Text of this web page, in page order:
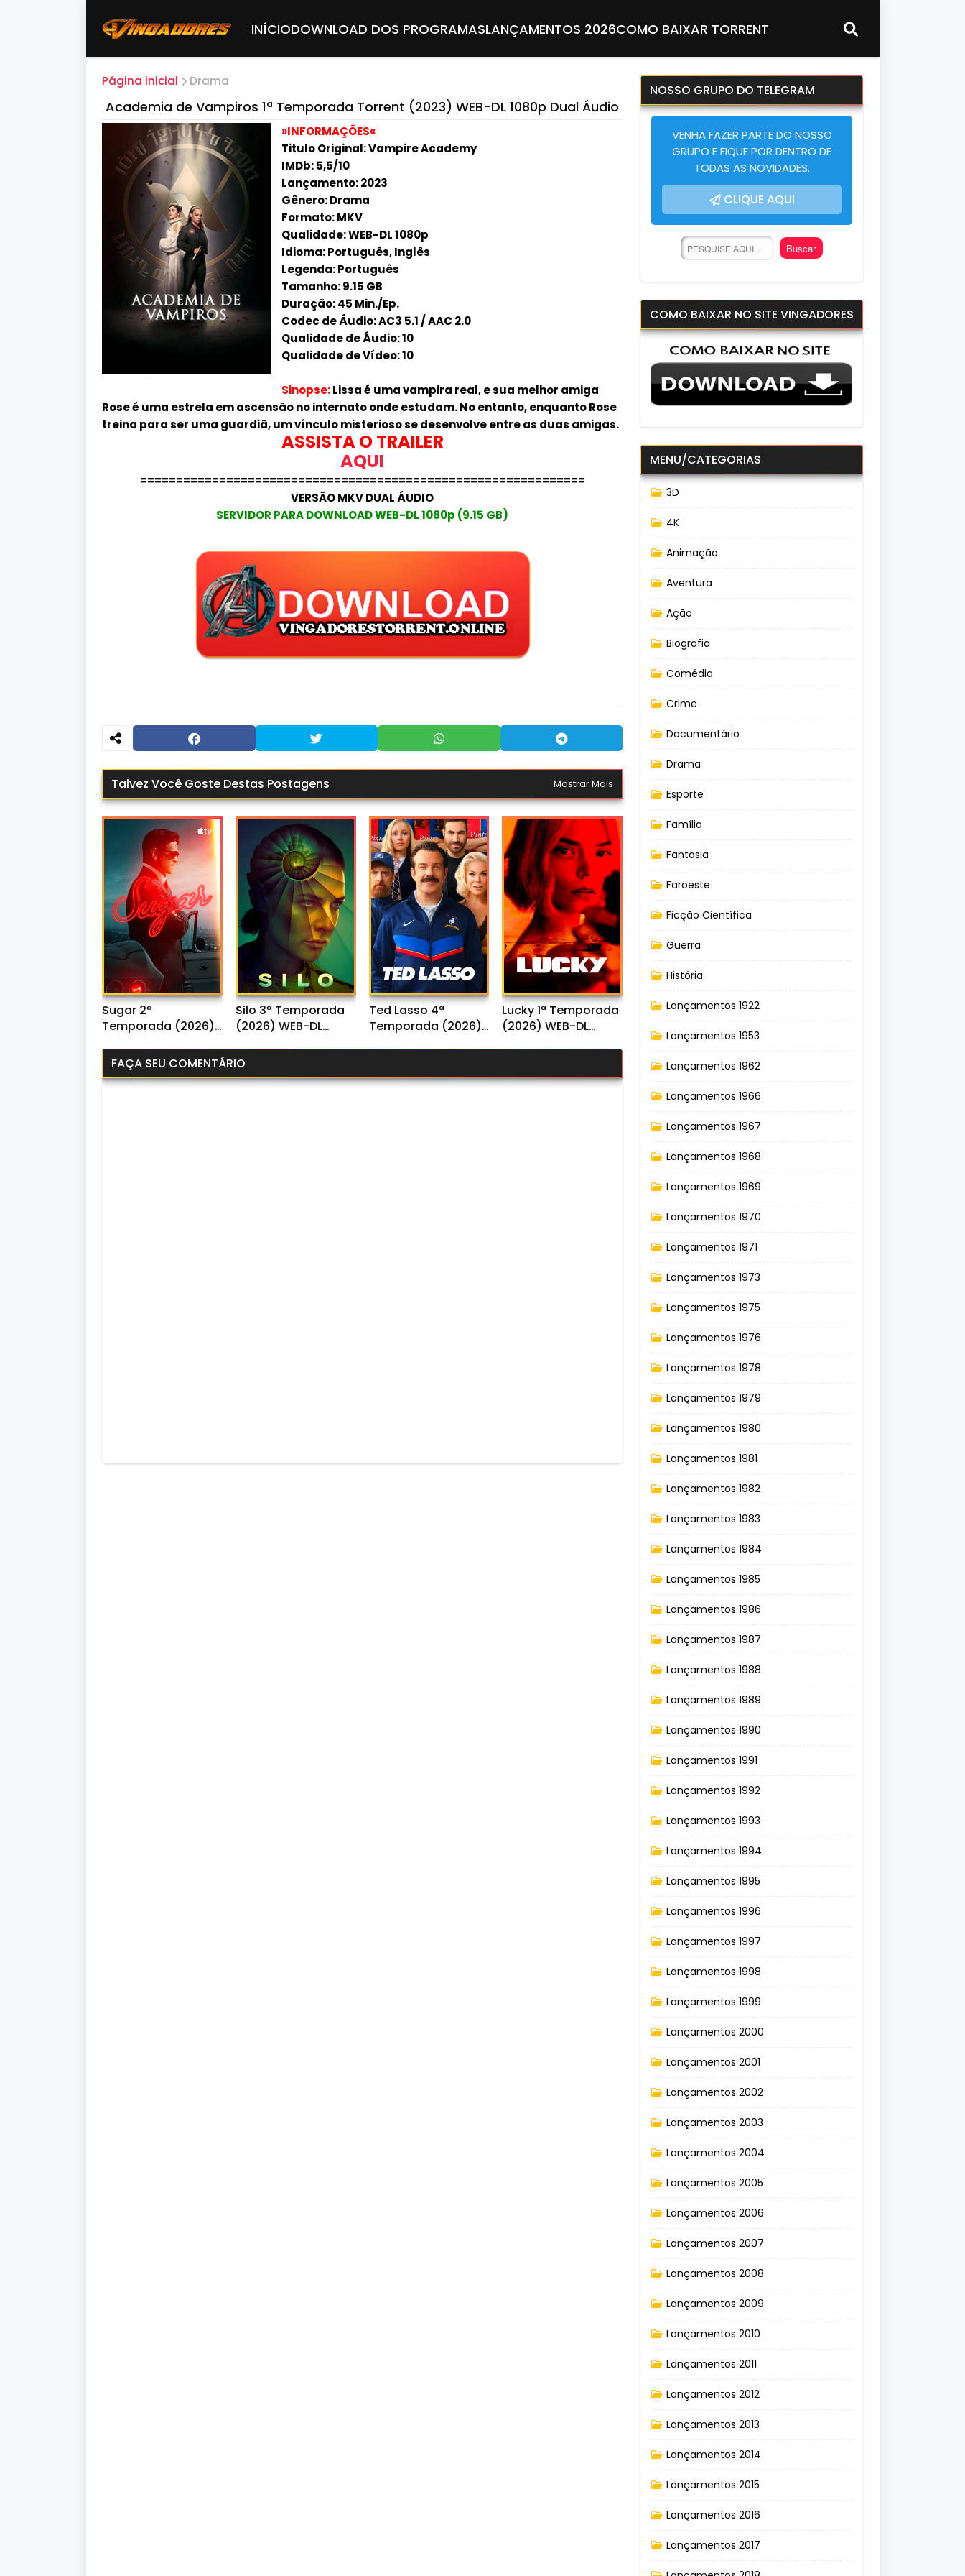
INÍCIODOWNLOAD DOS PROGRAMASLANÇAMENTOS 2026COMO BAIXAR TORRENT
Página inicial Drama
Academia de Vampiros 1ª Temporada Torrent (2023) WEB-DL 1080p Dual Áudio
»INFORMAÇÕES«
Titulo Original: Vampire Academy
IMDb: 5,5/10
Lançamento:2023
Gênero: Drama
Formato:MKV
Qualidade: WEB-DL 1080p
Idioma: Português, Inglês
Legenda: Português
Tamanho: 9.15 GB
Duração: 45 Min./Ep.
Codec de Áudio: AC3 5.1 / AAC 2.0
Qualidade de Áudio: 10
Qualidade de Vídeo: 10
Sinopse:Lissa é uma vampira real, e sua melhor amiga
Rose é uma estrela em ascensão no internato onde estudam. No entanto, enquanto Rose
treina para ser uma guardiã, um vínculo misterioso se desenvolve entre as duas amigas.
ASSISTA O TRAILER
AQUI
==============================================================
VERSÃO MKV DUAL ÁUDIO
SERVIDOR PARA DOWNLOAD WEB-DL 1080p (9.15 GB)
Talvez Você Goste Destas Postagens Mostrar Mais
Sugar 2ª
Temporada (2026)
Áudio
Silo 3ª Temporada
(2026) WEB-DL
Ted Lasso 4ª
Temporada (2026)
Lucky 1ª Temporada
(2026) WEB-DL
FAÇA SEU COMENTÁRIO
NOSSO GRUPO DO TELEGRAM
VENHA FAZER PARTE DO NOSSO
GRUPO E FIQUE POR DENTRO DE
TODAS AS NOVIDADES.
CLIQUE AQUI
COMO BAIXAR NO SITE VINGADORES
MENU/CATEGORIAS
3D
4K
Animação
Aventura
Ação
Biografia
Comédia
Crime
Documentário
Drama
Esporte
Família
Fantasia
Faroeste
Ficção Científica
Guerra
História
Lançamentos 1922
Lançamentos 1953
Lançamentos 1962
Lançamentos 1966
Lançamentos 1967
Lançamentos 1968
Lançamentos 1969
Lançamentos 1970
Lançamentos 1971
Lançamentos 1973
Lançamentos 1975
Lançamentos 1976
Lançamentos 1978
Lançamentos 1979
Lançamentos 1980
Lançamentos 1981
Lançamentos 1982
Lançamentos 1983
Lançamentos 1984
Lançamentos 1985
Lançamentos 1986
Lançamentos 1987
Lançamentos 1988
Lançamentos 1989
Lançamentos 1990
Lançamentos 1991
Lançamentos 1992
Lançamentos 1993
Lançamentos 1994
Lançamentos 1995
Lançamentos 1996
Lançamentos 1997
Lançamentos 1998
Lançamentos 1999
Lançamentos 2000
Lançamentos 2001
Lançamentos 2002
Lançamentos 2003
Lançamentos 2004
Lançamentos 2005
Lançamentos 2006
Lançamentos 2007
Lançamentos 2008
Lançamentos 2009
Lançamentos 2010
Lançamentos 2011
Lançamentos 2012
Lançamentos 2013
Lançamentos 2014
Lançamentos 2015
Lançamentos 2016
Lançamentos 2017